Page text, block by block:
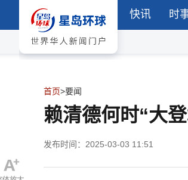
快讯 时
首页>要闻
赖清德何时“大
发布时间：2025-03-03 11:51